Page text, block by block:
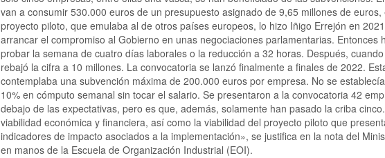
van a consumir 530.000 euros de un presupuesto asignado de 9,65 millones de
proyecto piloto, que emulaba al de otros países europeos, lo hizo Iñigo Errejón en
arrancar el compromiso al Gobierno en unas negociaciones parlamentarias. Entonces
probar la semana de cuatro días laborales o la reducción a 32 horas. Después,
rebajó la cifra a 10 millones. La convocatoria se lanzó finalmente a finales de 2022.
contemplaba una subvención máxima de 200.000 euros por empresa. No se
10% en cómputo semanal sin tocar el salario. Se presentaron a la convocatoria 42
debajo de las expectativas, pero es que, además, solamente han pasado la criba
viabilidad económica y financiera, así como la viabilidad del proyecto piloto que
indicadores de impacto asociados a la implementación», se justifica en la nota del
en manos de la Escuela de Organización Industrial (EOI).